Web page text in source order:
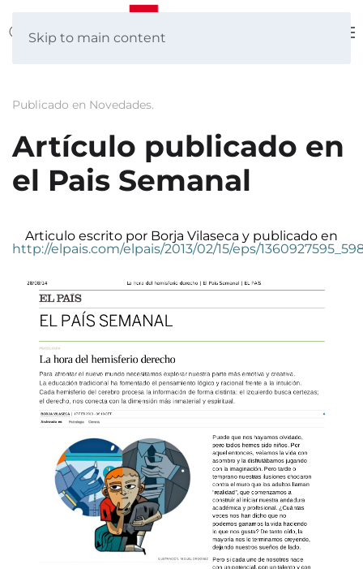
Skip to main content
Publicado en Novedades.
Artículo publicado en
el Pais Semanal
Articulo escrito por Borja Vilaseca y publicado en
http://elpais.com/elpais/2013/02/15/eps/